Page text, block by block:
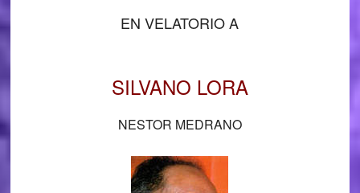
EN VELATORIO A
SILVANO LORA
NESTOR MEDRANO